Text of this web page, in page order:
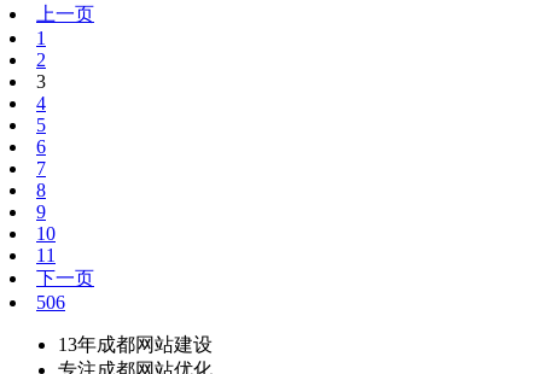
上一页
1
2
3
4
5
6
7
8
9
10
11
下一页
506
13年成都网站建设
专注成都网站优化